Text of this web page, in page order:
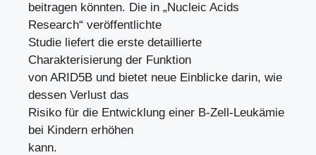
beitragen könnten. Die in „Nucleic Acids
Research“ veröffentlichte
Studie liefert die erste detaillierte
Charakterisierung der Funktion
von ARID5B und bietet neue Einblicke darin, wie
dessen Verlust das
Risiko für die Entwicklung einer B-Zell-Leukämie
bei Kindern erhöhen
kann.